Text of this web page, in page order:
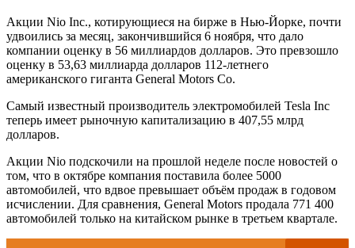
Акции Nio Inc., котирующиеся на бирже в Нью-Йорке, почти
удвоились за месяц, закончившийся 6 ноября, что дало
компании оценку в 56 миллиардов долларов. Это превзошло
оценку в 53,63 миллиарда долларов 112-летнего
американского гиганта General Motors Co.
Самый известный производитель электромобилей Tesla Inc
теперь имеет рыночную капитализацию в 407,55 млрд
долларов.
Акции Nio подскочили на прошлой неделе после новостей о
том, что в октябре компания поставила более 5000
автомобилей, что вдвое превышает объём продаж в годовом
исчислении. Для сравнения, General Motors продала 771 400
автомобилей только на китайском рынке в третьем квартале.